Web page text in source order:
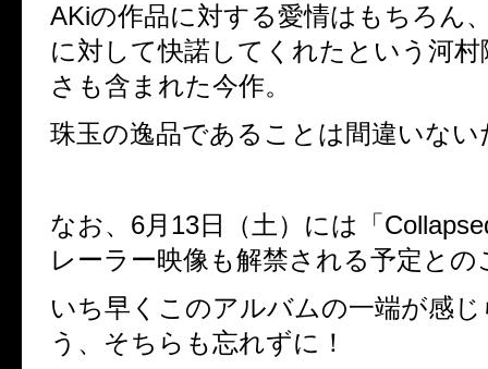
AKiの作品に対する愛情はもちろん
に対して快諾してくれたという河
さも含まれた今作。
珠玉の逸品であることは間違いない
なお、 6月 13日（土）には「
レーラー映像も解禁される予定との
いち早くこのアルバムの一端が感
う、そちらも忘れずに！